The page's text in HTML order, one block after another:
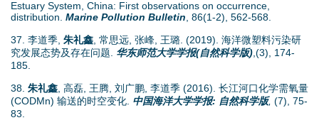
Estuary System, China: First observations on occurrence,
distribution. Marine Pollution Bulletin , 86(1-2), 562-568.
37. 李道季, 朱礼鑫 , 常思远, 张峰, 王璐. (2019). 海洋微塑料污染研
究发展态势及存在问题. 华东师范大学学报(自然科学版) ,(3), 174-
185.
38. 朱礼鑫 , 高磊, 王腾, 刘广鹏, 李道季 (2016). 长江河口化学需氧量
(CODMn) 输送的时空变化. 中国海洋大学学报: 自然科学版, (7), 75-
83.